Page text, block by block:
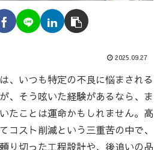
2025.09.27
、いつも特定の不良に悩まされる
、そう呟いた経験があるなら、ま
たことは運命かもしれません。高
コスト削減という三重苦の中で、
り切った工程設計や、後追いの品